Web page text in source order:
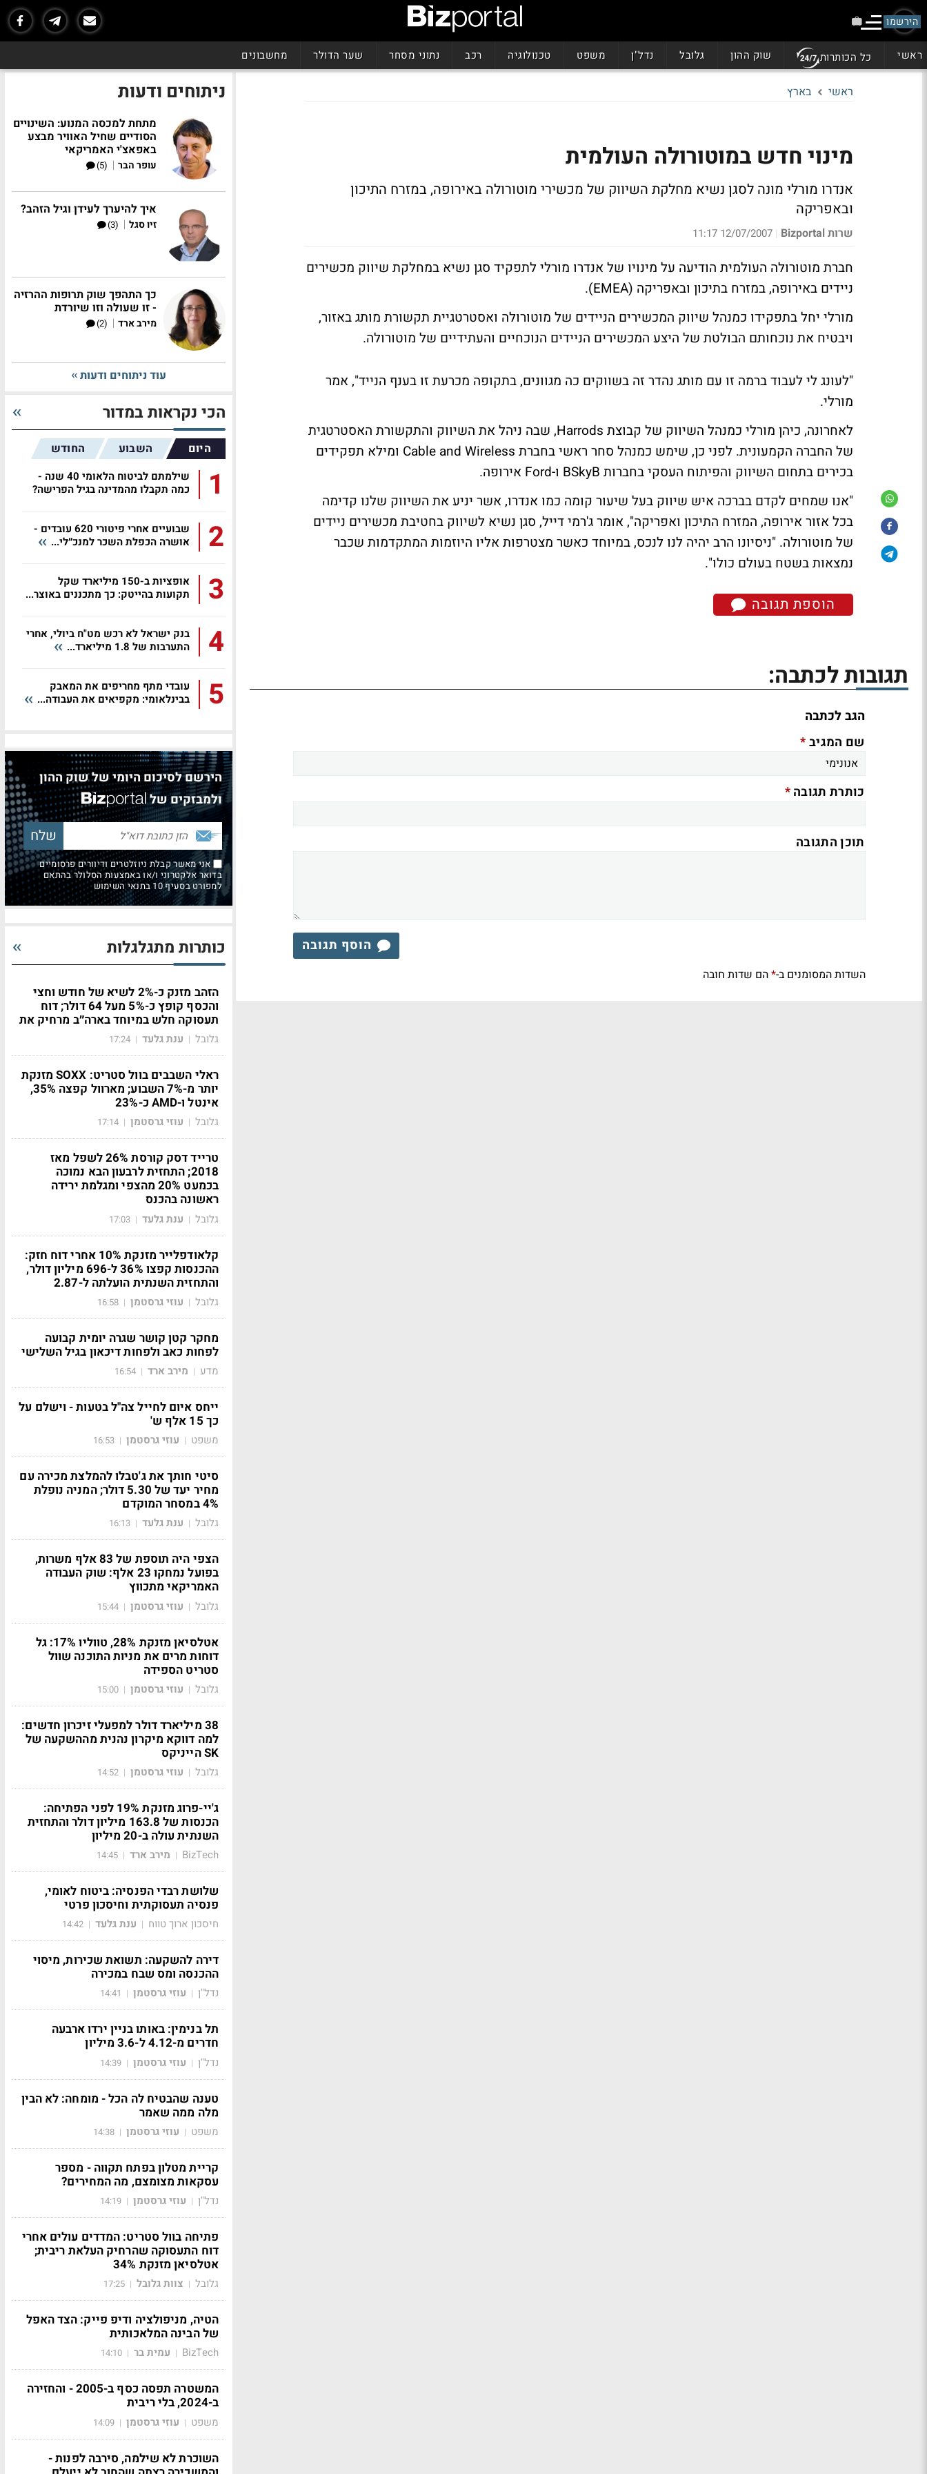
הירשמו
ראשי כל הכותרות שוק ההון גלובל נדל"ן משפט טכנולוגיה רכב נתוני מסחר שער הדולר מחשבונים
ראשי בארץ
מינוי חדש במוטורולה העולמית
אנדרו מורלי מונה לסגן נשיא מחלקת השיווק של מכשירי מוטורולה באירופה, במזרח התיכון
ובאפריקה
שרות Bizportal |
12/07/2007 11:17
חברת מוטורולה העולמית הודיעה על מינויו של אנדרו מורלי לתפקיד סגן נשיא במחלקת שיווק מכשירים
ניידים באירופה, במזרח בתיכון ובאפריקה (EMEA).
מורלי יחל בתפקידו כמנהל שיווק המכשירים הניידים של מוטורולה ואסטרטגיית תקשורת מותג באזור,
ויבטיח את נוכחותם הבולטת של היצע המכשירים הניידים הנוכחיים והעתידיים של מוטורולה.
"לעונג לי לעבוד ברמה זו עם מותג נהדר זה בשווקים כה מגוונים, בתקופה מכרעת זו בענף הנייד", אמר
מורלי.
לאחרונה, כיהן מורלי כמנהל השיווק של קבוצת Harrods, שבה ניהל את השיווק והתקשורת האסטרטגית
של החברה הקמעונית. לפני כן, שימש כמנהל סחר ראשי בחברת Cable and Wireless ומילא תפקידים
בכירים בתחום השיווק והפיתוח העסקי בחברות BSkyB ו-Ford אירופה.
"אנו שמחים לקדם בברכה איש שיווק בעל שיעור קומה כמו אנדרו, אשר יניע את השיווק שלנו קדימה
בכל אזור אירופה, המזרח התיכון ואפריקה", אומר ג'רמי דייל, סגן נשיא לשיווק בחטיבת מכשירים ניידים
של מוטורולה. "ניסיונו הרב יהיה לנו לנכס, במיוחד כאשר מצטרפות אליו היוזמות המתקדמות שכבר
נמצאות בשטח בעולם כולו".
הוספת תגובה
תגובות לכתבה:
הגב לכתבה
שם המגיב*
כותרת תגובה*
תוכן התגובה
הוסף תגובה
השדות המסומנים ב-*הם שדות חובה
ניתוחים ודעות
מתחת למכסה המנוע: השינויים
הסודיים שחיל האוויר מבצע
באפאצ'י האמריקאי
עופר הבר |
(5)
איך להיערך לעידן וגיל הזהב?
זיו סגל |
(3)
כך התהפך שוק תרופות ההרזיה
- זו שעולה וזו שיורדת
מירב ארד |
(2)
עוד ניתוחים ודעות
הכי נקראות במדור
היום השבוע החודש
1
שילמתם לביטוח הלאומי 40 שנה -
כמה תקבלו מהמדינה בגיל הפרישה?
2
שבועיים אחרי פיטורי 620 עובדים -
אושרה הכפלת השכר למנכ״לי...
3
אופציות ב-150 מיליארד שקל
תקועות בהייטק: כך מתכננים באוצר...
4
בנק ישראל לא רכש מט"ח ביולי, אחרי
התערבות של 1.8 מיליארד...
5
עובדי מתף מחריפים את המאבק
בבינלאומי: מקפיאים את העבודה...
הירשם לסיכום היומי של שוק ההון
ולמבזקים של
אני מאשר קבלת ניוזלטרים ודיוורים פרסומיים
בדואר אלקטרוני ו/או באמצעות הסלולר בהתאם
למפורט בסעיף 10 בתנאי השימוש
כותרות מתגלגלות
הזהב מזנק כ-2% לשיא של חודש וחצי
והכסף קופץ כ-5% מעל 64 דולר; דוח
תעסוקה חלש במיוחד בארה״ב מרחיק את
גלובל | ענת גלעד |
17:24
ראלי השבבים בוול סטריט: SOXX מזנקת
יותר מ-7% השבוע; מארוול קפצה 35%,
אינטל ו-AMD כ-23%
גלובל | עוזי גרסטמן |
17:14
טרייד דסק קורסת 26% לשפל מאז
2018; התחזית לרבעון הבא נמוכה
בכמעט 20% מהצפי ומגלמת ירידה
ראשונה בהכנס
גלובל | ענת גלעד |
17:03
קלאודפלייר מזנקת 10% אחרי דוח חזק:
ההכנסות קפצו 36% ל-696 מיליון דולר,
והתחזית השנתית הועלתה ל-2.87
גלובל | עוזי גרסטמן |
16:58
מחקר קטן קושר שגרה יומית קבועה
לפחות כאב ולפחות דיכאון בגיל השלישי
מדע | מירב ארד |
16:54
ייחס איום לחייל צה"ל בטעות - וישלם על
כך 15 אלף ש'
משפט | עוזי גרסטמן |
16:53
סיטי חותך את ג'טבלו להמלצת מכירה עם
מחיר יעד של 5.30 דולר; המניה נופלת
4% במסחר המוקדם
גלובל | ענת גלעד |
16:13
הצפי היה תוספת של 83 אלף משרות,
בפועל נמחקו 23 אלף: שוק העבודה
האמריקאי מתכווץ
גלובל | עוזי גרסטמן |
15:44
אטלסיאן מזנקת 28%, טווליו 17%: גל
דוחות מרים את מניות התוכנה שוול
סטריט הספידה
גלובל | עוזי גרסטמן |
15:00
38 מיליארד דולר למפעלי זיכרון חדשים:
למה דווקא מיקרון נהנית מההשקעה של
SK הייניקס
גלובל | עוזי גרסטמן |
14:52
ג'יי-פרוג מזנקת 19% לפני הפתיחה:
הכנסות של 163.8 מיליון דולר והתחזית
השנתית עולה ב-20 מיליון
BizTech
| מירב ארד |
14:45
שלושת רבדי הפנסיה: ביטוח לאומי,
פנסיה תעסוקתית וחיסכון פרטי
חיסכון ארוך טווח | ענת גלעד |
14:42
דירה להשקעה: תשואת שכירות, מיסוי
ההכנסה ומס שבח במכירה
נדל"ן | עוזי גרסטמן |
14:41
תל בנימין: באותו בניין ירדו ארבעה
חדרים מ-4.12 ל-3.6 מיליון
נדל"ן | עוזי גרסטמן |
14:39
טענה שהבטיח לה הכל - מומחה: לא הבין
מלה ממה שאמר
משפט | עוזי גרסטמן |
14:38
קריית מטלון בפתח תקווה - מספר
עסקאות מצומצם, מה המחירים?
נדל"ן | עוזי גרסטמן |
14:19
פתיחה בוול סטריט: המדדים עולים אחרי
דוח התעסוקה שהרחיק העלאת ריבית;
אטלסיאן מזנקת 34%
גלובל | צוות גלובל |
17:25
הטיה, מניפולציה ודיפ פייק: הצד האפל
של הבינה המלאכותית
BizTech
| עמית בר |
14:10
המשטרה תפסה כסף ב-2005 - והחזירה
ב-2024, בלי ריבית
משפט | עוזי גרסטמן |
14:09
השוכרת לא שילמה, סירבה לפנות -